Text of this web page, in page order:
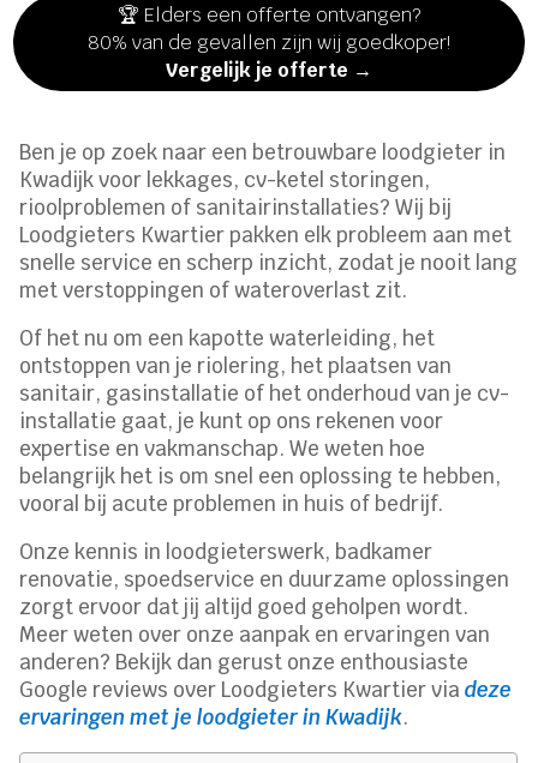
🏆 Elders een offerte ontvangen?
80% van de gevallen zijn wij goedkoper!
Vergelijk je offerte →
Ben je op zoek naar een betrouwbare loodgieter in
Kwadijk voor lekkages, cv-ketel storingen,
rioolproblemen of sanitairinstallaties? Wij bij
Loodgieters Kwartier pakken elk probleem aan met
snelle service en scherp inzicht, zodat je nooit lang
met verstoppingen of wateroverlast zit.
Of het nu om een kapotte waterleiding, het
ontstoppen van je riolering, het plaatsen van
sanitair, gasinstallatie of het onderhoud van je cv-
installatie gaat, je kunt op ons rekenen voor
expertise en vakmanschap. We weten hoe
belangrijk het is om snel een oplossing te hebben,
vooral bij acute problemen in huis of bedrijf.
Onze kennis in loodgieterswerk, badkamer
renovatie, spoedservice en duurzame oplossingen
zorgt ervoor dat jij altijd goed geholpen wordt.
Meer weten over onze aanpak en ervaringen van
anderen? Bekijk dan gerust onze enthousiaste
Google reviews over Loodgieters Kwartier viadeze
ervaringen met je loodgieter in Kwadijk.